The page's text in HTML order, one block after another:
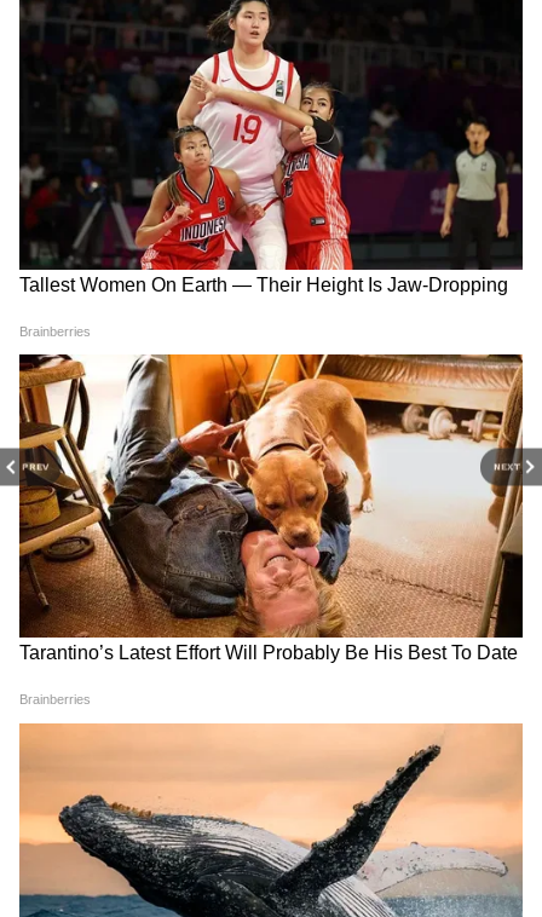
PREV NEXT
Image Credit :Gemini
ভিটামিন B12-এর ম্যাজিক
গবেষক দলটি নাইট্রোসাইলকোবালামিন (NO-Cbl)
নামে ভিটামিন B12-এর একটি পরিবর্তিত রূপ নিয়ে
কাজ করেছে, যা শরীরকে নাইট্রিক অক্সাইড
সরবরাহ করে। তাদের মূল উদ্দেশ্য ছিল এটা দেখা
যে, এই যৌগটি ব্লাড-ব্রেন ব্যারিয়ার (BBB) টপকে
সরাসরি গ্লিওব্লাস্টোমা টিউমারে পৌঁছতে পারে কি
না।